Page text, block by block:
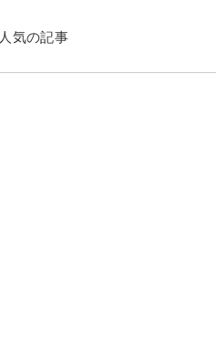
人気の記事